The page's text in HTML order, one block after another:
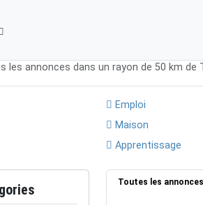
les annonces dans un rayon de 50 km de
Emploi
Maison
Apprentissage
Toutes les annonces